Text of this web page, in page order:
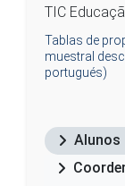
TIC
Tablas de
muestral
portugués)
Alunos